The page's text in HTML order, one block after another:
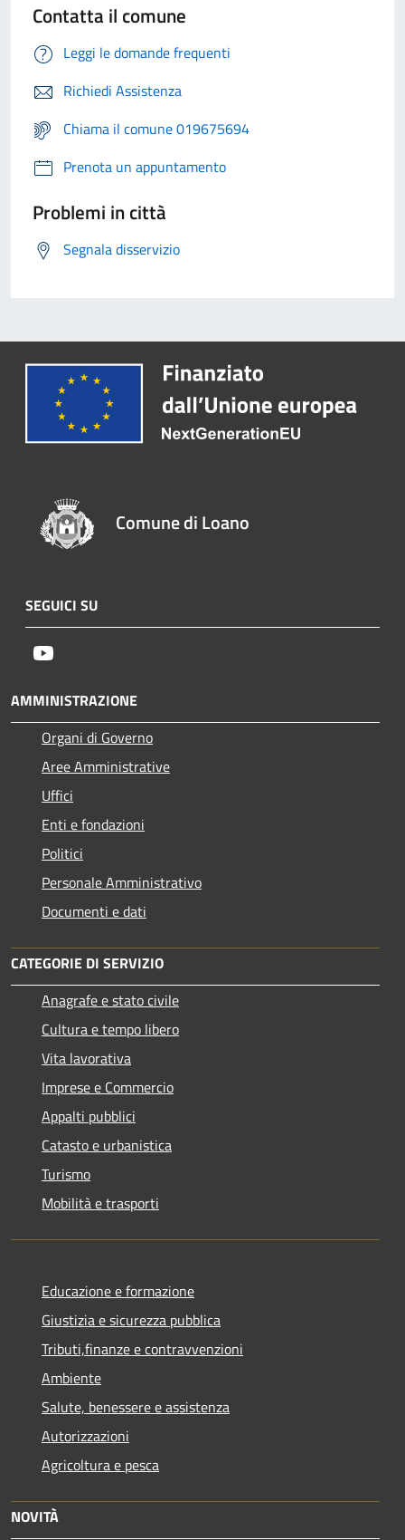
Contatta il comune
Leggi le domande frequenti
Richiedi Assistenza
Chiama il comune 019675694
Prenota un appuntamento
Problemi in città
Segnala disservizio
Comune di Loano
SEGUICI SU
AMMINISTRAZIONE
Organi di Governo
Aree Amministrative
Uffici
Enti e fondazioni
Politici
Personale Amministrativo
Documenti e dati
CATEGORIE DI SERVIZIO
Anagrafe e stato civile
Cultura e tempo libero
Vita lavorativa
Imprese e Commercio
Appalti pubblici
Catasto e urbanistica
Turismo
Mobilità e trasporti
Educazione e formazione
Giustizia e sicurezza pubblica
Tributi,finanze e contravvenzioni
Ambiente
Salute, benessere e assistenza
Autorizzazioni
Agricoltura e pesca
NOVITÀ